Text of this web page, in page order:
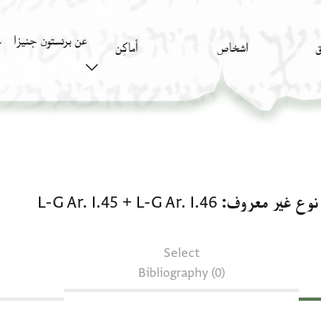
اشخاص أَماكِن عن برنستون جنيزا
نوع غير معروف L-G Ar. I.46
+
L-G Ar. I.45
Select
Bibliography (0)